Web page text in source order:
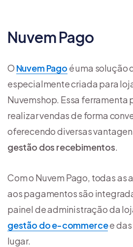
Nuvem Pago
O Nuvem Pago é uma solução
especialmente criada para
Nuvemshop. Essa ferramenta
realizar vendas de forma
oferecendo diversas
gestão dos recebimentos.
Com o Nuvem Pago, todas as
aos pagamentos são
painel de administração da
gestão do e-commercee das
lugar.